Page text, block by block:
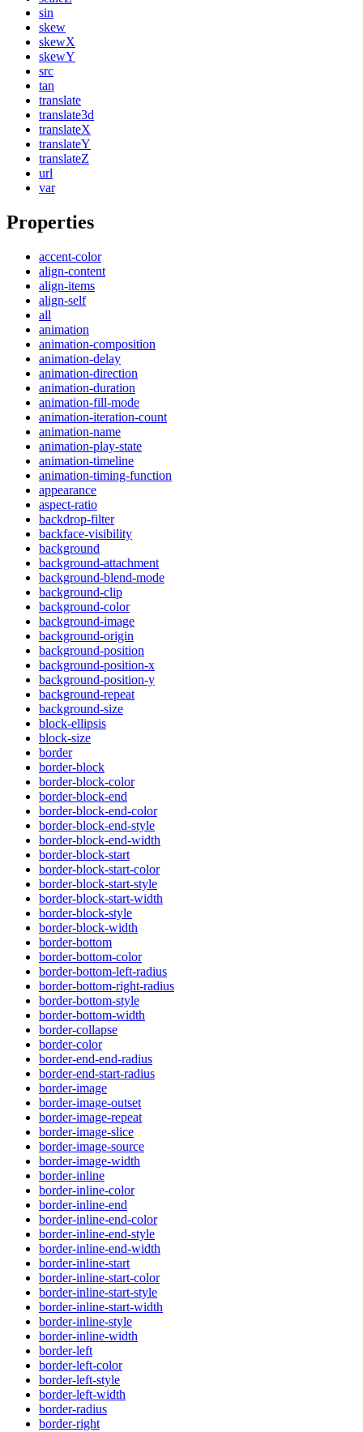
sin
skew
skewX
skewY
src
tan
translate
translate3d
translateX
translateY
translateZ
url
var
Properties
accent-color
align-content
align-items
align-self
all
animation
animation-composition
animation-delay
animation-direction
animation-duration
animation-fill-mode
animation-iteration-count
animation-name
animation-play-state
animation-timeline
animation-timing-function
appearance
aspect-ratio
backdrop-filter
backface-visibility
background
background-attachment
background-blend-mode
background-clip
background-color
background-image
background-origin
background-position
background-position-x
background-position-y
background-repeat
background-size
block-ellipsis
block-size
border
border-block
border-block-color
border-block-end
border-block-end-color
border-block-end-style
border-block-end-width
border-block-start
border-block-start-color
border-block-start-style
border-block-start-width
border-block-style
border-block-width
border-bottom
border-bottom-color
border-bottom-left-radius
border-bottom-right-radius
border-bottom-style
border-bottom-width
border-collapse
border-color
border-end-end-radius
border-end-start-radius
border-image
border-image-outset
border-image-repeat
border-image-slice
border-image-source
border-image-width
border-inline
border-inline-color
border-inline-end
border-inline-end-color
border-inline-end-style
border-inline-end-width
border-inline-start
border-inline-start-color
border-inline-start-style
border-inline-start-width
border-inline-style
border-inline-width
border-left
border-left-color
border-left-style
border-left-width
border-radius
border-right